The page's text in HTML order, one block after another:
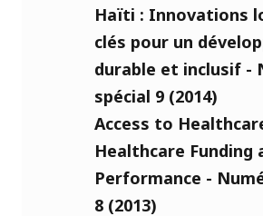
Haïti : Innovations
clés pour un
durable et inclusif -
spécial 9 (2014)
Access to
Healthcare Funding
Performance -
8 (2013)